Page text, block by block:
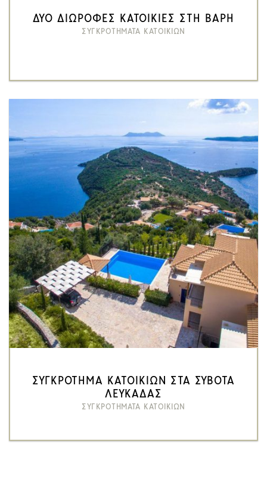
ΔΥΟ ΔΙΩΡΟΦΕΣ ΚΑΤΟΙΚΙΕΣ ΣΤΗ ΒΑΡΗ
ΣΥΓΚΡΟΤΗΜΑΤΑ ΚΑΤΟΙΚΙΩΝ
ΣΥΓΚΡΟΤΗΜΑ ΚΑΤΟΙΚΙΩΝ ΣΤΑ ΣΥΒΟΤΑ
ΛΕΥΚΑΔΑΣ
ΣΥΓΚΡΟΤΗΜΑΤΑ ΚΑΤΟΙΚΙΩΝ